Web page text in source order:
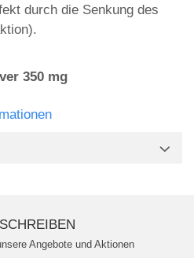
durch die Senkung des
350 mg
Angebote und Aktionen